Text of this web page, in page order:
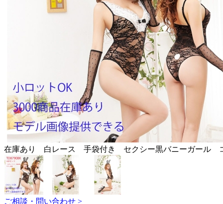
在庫あり 白レース 手袋付き セクシー黒バニーガール
ご相談・問い合わせ >